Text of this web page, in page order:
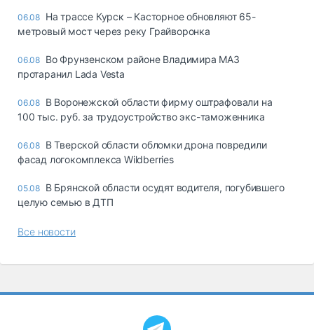
06.08 На трассе Курск – Касторное обновляют 65-
метровый мост через реку Грайворонка
06.08 Во Фрунзенском районе Владимира МАЗ
протаранил Lada Vesta
06.08 В Воронежской области фирму оштрафовали на
100 тыс. руб. за трудоустройство экс-таможенника
06.08 В Тверской области обломки дрона повредили
фасад логокомплекса Wildberries
05.08 В Брянской области осудят водителя, погубившего
целую семью в ДТП
Все новости